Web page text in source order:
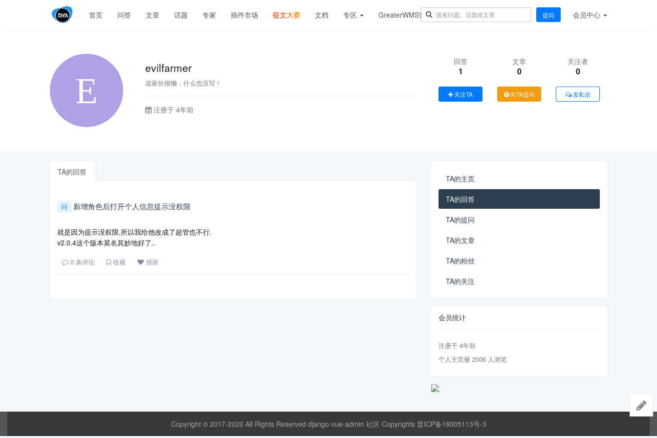
首页 问答 文章 话题 专家 插件市场 征文大赛 文档 专区 GreaterWMS官网 提问 会员中心
evilfarmer
这家伙很懒，什么也没写！
注册于 4年前
回答
1
文章
0
关注者
0
关注TA 向TA提问 发私信
TA的回答
问 新增角色后打开个人信息提示没权限
就是因为提示没权限,所以我给他改成了超管也不行.
v2.0.4这个版本莫名其妙地好了..
0 条评论 收藏 感谢
TA的主页
TA的回答
TA的提问
TA的文章
TA的粉丝
TA的关注
会员统计
注册于 4年前
个人主页被 2006 人浏览
Copyright © 2017-2020 All Rights Reserved django-vue-admin 社区 Copyrights 晋ICP备18005113号-3